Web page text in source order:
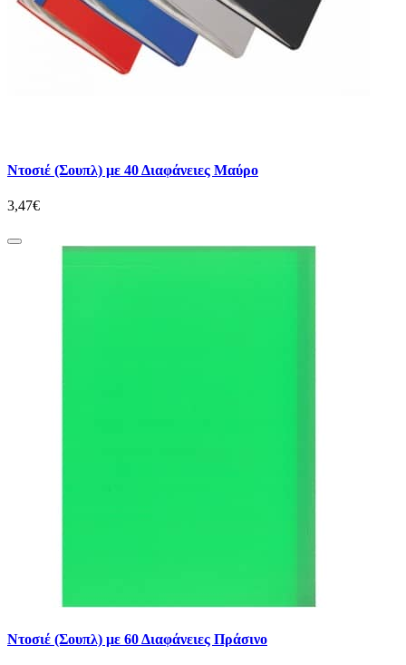
Ντοσιέ (Σουπλ) με 40 Διαφάνειες Μαύρο
3,47€
Ντοσιέ (Σουπλ) με 60 Διαφάνειες Πράσινο